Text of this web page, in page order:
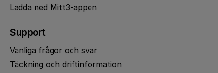
Ladda ned Mitt3-appen
Support
Vanliga frågor och svar
Täckning och driftinformation